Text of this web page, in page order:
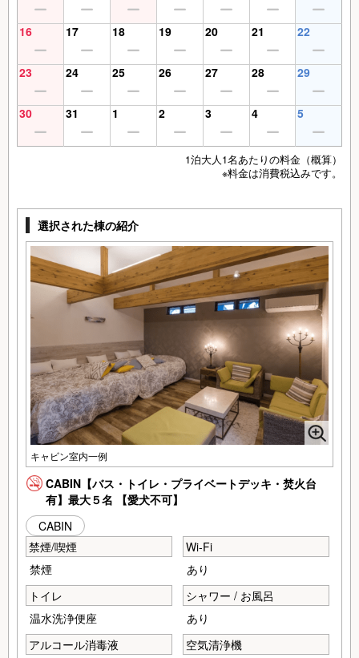
16 17 18 19 20 21 22
23 24 25 26 27 28 29
30 31 1 2 3 4 5
1泊大人1名あたりの料金（概算）
※料金は消費税込みです。
選択された棟の紹介
キャビン室内一例
CABIN【バス・トイレ・プライベートデッキ・焚火台
有】最大５名 【愛犬不可】
CABIN
禁煙/喫煙
禁煙
Wi-Fi
あり
トイレ
温水洗浄便座
シャワー / お風呂
あり
アルコール消毒液
空気清浄機